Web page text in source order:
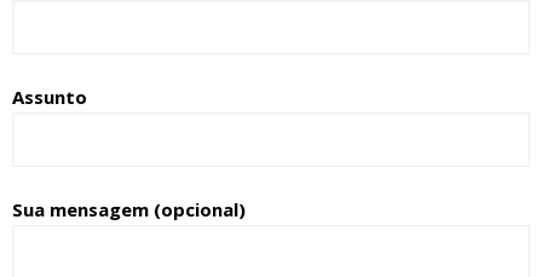
Assunto
Sua mensagem (opcional)